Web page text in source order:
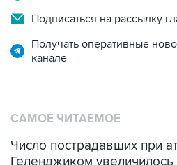
Получать оперативные
Число пострадавших при